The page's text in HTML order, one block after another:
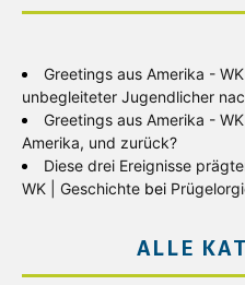
Greetings aus Amerika -
unbegleiteter Jugendlicher
Greetings aus Amerika -
Amerika, und zurück?
Diese drei Ereignisse
WK | Geschichte bei
ALLE